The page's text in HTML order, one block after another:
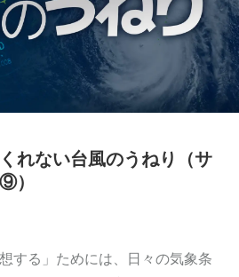
れない台風のうねり（サ
）
する」ためには、日々の気象条
スタイル